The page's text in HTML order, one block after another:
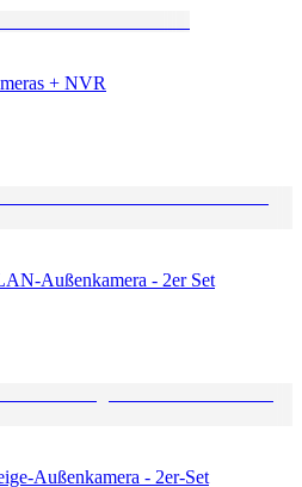
+ NVR
Außenkamera - 2er Set
Außenkamera - 2er-Set